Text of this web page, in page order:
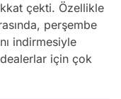
çekti. Özellikle
perşembe
indirmesiyle
dealerlar için çok